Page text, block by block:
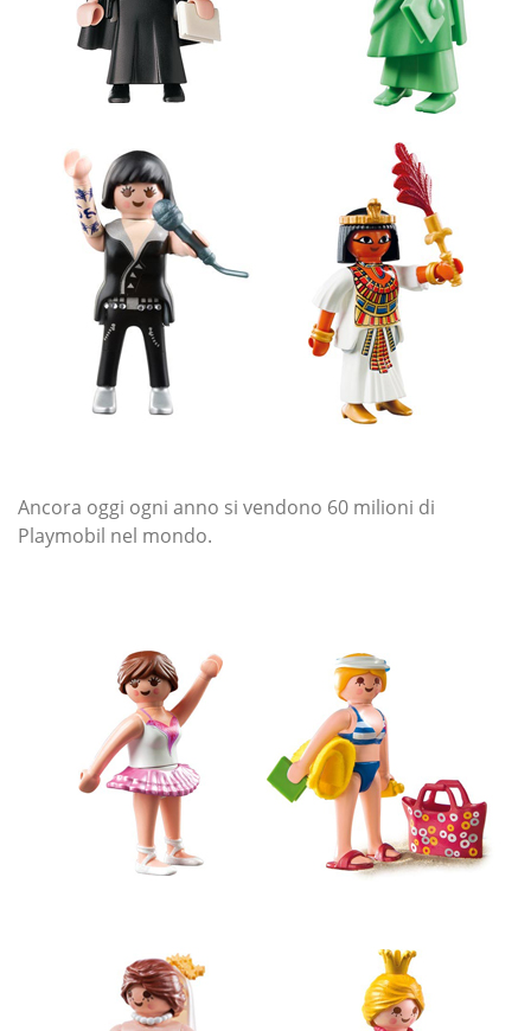
Ancora oggi ogni anno si vendono 60 milioni di
Playmobil nel mondo.